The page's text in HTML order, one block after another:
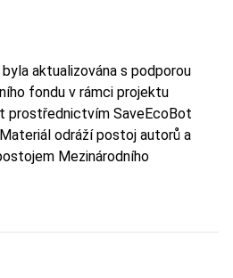
aktualizována s podporou
fondu v rámci projektu
prostřednictvím SaveEcoBot
odráží postoj autorů a
Mezinárodního